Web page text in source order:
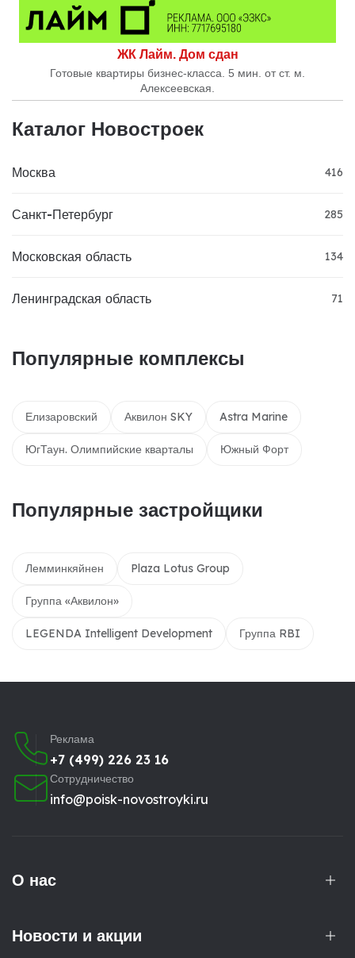
ЖК Лайм. Дом сдан
Готовые квартиры бизнес-класса. 5 мин. от ст. м.
Алексеевская.
Каталог Новостроек
Москва 416
Санкт-Петербург 285
Московская область 134
Ленинградская область 71
Популярные комплексы
Елизаровский Аквилон SKY Astra Marine
ЮгТаун. Олимпийские кварталы Южный Форт
Популярные застройщики
Лемминкяйнен Plaza Lotus Group
Группа «Аквилон»
LEGENDA Intelligent Development Группа RBI
Реклама
+7 (499) 226 23 16
Сотрудничество
info@poisk-novostroyki.ru
О нас
Новости и акции